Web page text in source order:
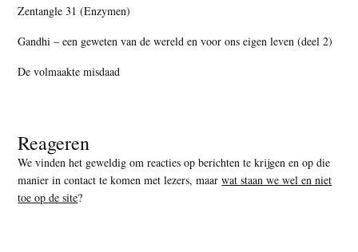
Zentangle 31 (Enzymen)
Gandhi – een geweten van de wereld en voor ons eigen leven (deel 2)
De volmaakte misdaad
Reageren
We vinden het geweldig om reacties op berichten te krijgen en op die
manier in contact te komen met lezers, maarwat staan we wel en niet
toe op de site?